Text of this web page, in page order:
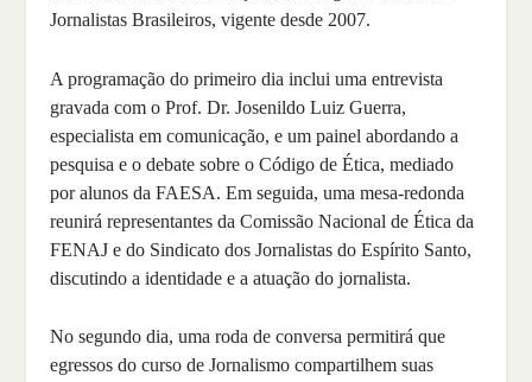
Jornalistas Brasileiros, vigente desde 2007.
A programação do primeiro dia inclui uma entrevista
gravada com o Prof. Dr. Josenildo Luiz Guerra,
especialista em comunicação, e um painel abordando a
pesquisa e o debate sobre o Código de Ética, mediado
por alunos da FAESA. Em seguida, uma mesa-redonda
reunirá representantes da Comissão Nacional de Ética da
FENAJ e do Sindicato dos Jornalistas do Espírito Santo,
discutindo a identidade e a atuação do jornalista.
No segundo dia, uma roda de conversa permitirá que
egressos do curso de Jornalismo compartilhem suas